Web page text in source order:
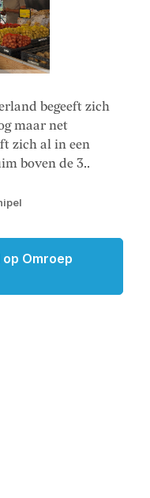
begeeft zich
maar net
zich al in een
boven de 3..
Omroep